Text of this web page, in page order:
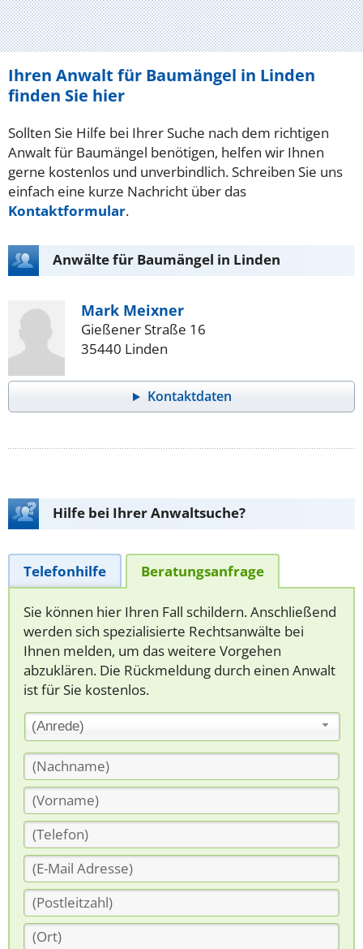
Ihren Anwalt für Baumängel in Linden
finden Sie hier
Sollten Sie Hilfe bei Ihrer Suche nach dem richtigen
Anwalt für Baumängel benötigen, helfen wir Ihnen
gerne kostenlos und unverbindlich. Schreiben Sie uns
einfach eine kurze Nachricht über das
Kontaktformular.
Anwälte für Baumängel in Linden
Mark Meixner
Gießener Straße 16
35440 Linden
Kontaktdaten
Hilfe bei Ihrer Anwaltsuche?
Telefonhilfe Beratungsanfrage
Sie können hier Ihren Fall schildern. Anschließend
werden sich spezialisierte Rechtsanwälte bei
Ihnen melden, um das weitere Vorgehen
abzuklären. Die Rückmeldung durch einen Anwalt
ist für Sie kostenlos.
(Anrede)